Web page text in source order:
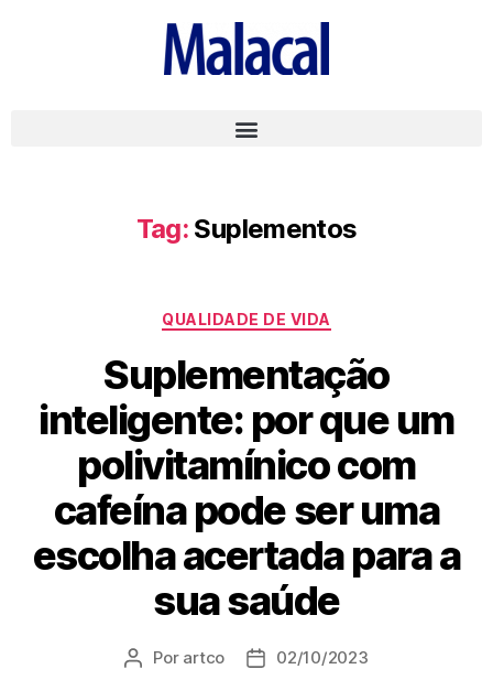
Tag: Suplementos
QUALIDADE DE VIDA
Suplementação
inteligente: por que um
polivitamínico com
cafeína pode ser uma
escolha acertada para a
sua saúde
Por artco
02/10/2023